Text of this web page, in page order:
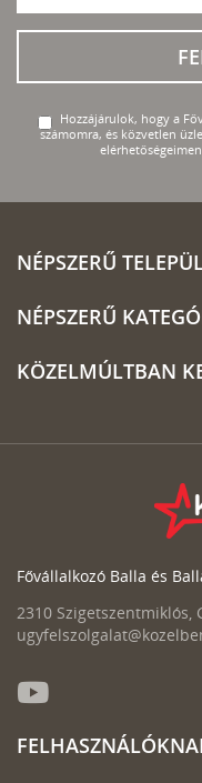
Hozzájárulok, hogy a
számomra, és közvetlen
NÉPSZERŰ
NÉPSZERŰ
KÖZELMÚLTBAN
Fővállalkozó Balla és
2310 Szigetszentmiklós,